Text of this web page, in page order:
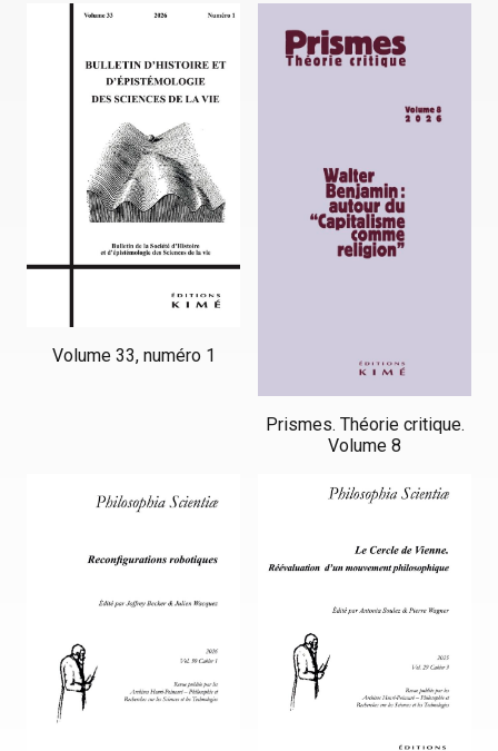
Volume 33, numéro 1
Prismes. Théorie critique.
Volume 8